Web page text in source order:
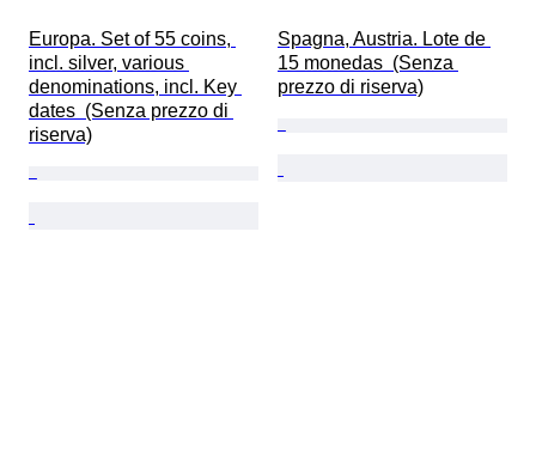
Europa. Set of 55 coins,
incl. silver, various
denominations, incl. Key
dates  (Senza prezzo di
riserva)
Spagna, Austria. Lote de
15 monedas  (Senza
prezzo di riserva)